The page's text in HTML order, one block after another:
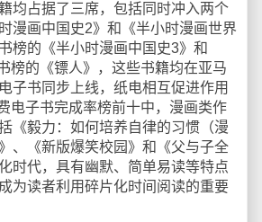
均占据了三席，包括同时冲入两个
漫画中国史2》和《半小时漫画世界
榜的《半小时漫画中国史3》和
榜的《镖人》，这些书籍均在亚马
子书同步上线，纸电相互促进作用
电子书完成率榜前十中，漫画类作
《毅力：如何培养自律的习惯（漫
、《新版爆笑校园》和《父与子全
时代，具有幽默、简单易读等特点
为读者利用碎片化时间阅读的重要